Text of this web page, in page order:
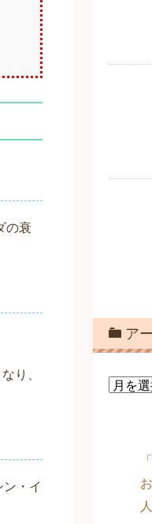
の衰
り、
・イ
ア
ア